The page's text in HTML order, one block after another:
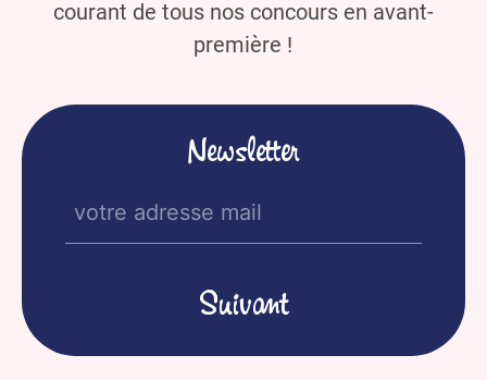
courant de tous nos concours en avant-
première !
Newsletter
E-
mail